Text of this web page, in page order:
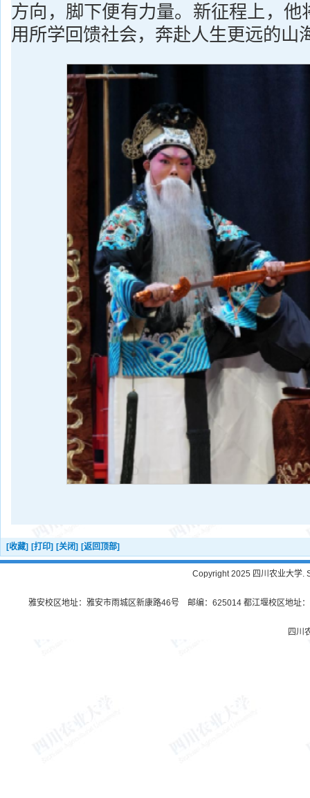
方向，脚下便有力量。新征程上，他
用所学回馈社会，奔赴人生更远的山
[收藏] [打印] [关闭] [返回顶部]
Copyright 2025 四川农业大学.
雅安校区地址：雅安市雨城区新康路46号 邮编：625014 都江堰校区地址
四川